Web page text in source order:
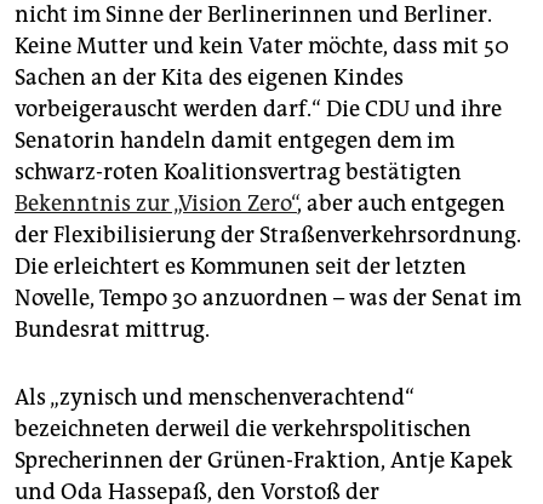
nicht im Sinne der Berlinerinnen und Berliner.
Keine Mutter und kein Vater möchte, dass mit 50
Sachen an der Kita des eigenen Kindes
vorbeigerauscht werden darf.“ Die CDU und ihre
Senatorin handeln damit entgegen dem im
schwarz-roten Koalitionsvertrag bestätigten
Bekenntnis zur „Vision Zero“, aber auch entgegen
der Flexibilisierung der Straßenverkehrsordnung.
Die erleichtert es Kommunen seit der letzten
Novelle, Tempo 30 anzuordnen – was der Senat im
Bundesrat mittrug.
Als „zynisch und menschenverachtend“
bezeichneten derweil die verkehrspolitischen
Sprecherinnen der Grünen-Fraktion, Antje Kapek
und Oda Hassepaß, den Vorstoß der